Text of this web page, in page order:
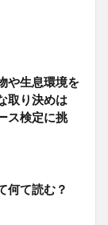
や生息環境を
取り決めは
ス検定に挑
何て読む？